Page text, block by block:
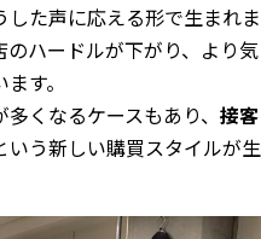
た声に応える形で生まれま
ハードルが下がり、より気
す。
くなるケースもあり、 接客
いう新しい購買スタイルが生